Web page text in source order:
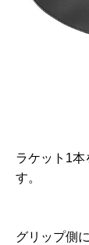
ラケット1本
す。
グリップ側